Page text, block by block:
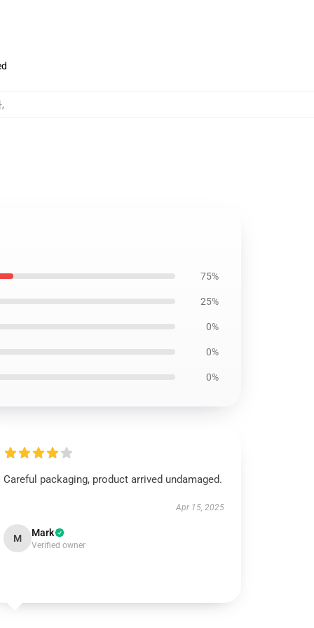
,
75%
25%
0%
0%
0%
Careful packaging, product arrived undamaged.
Apr 15, 2025
M Mark
Verified owner